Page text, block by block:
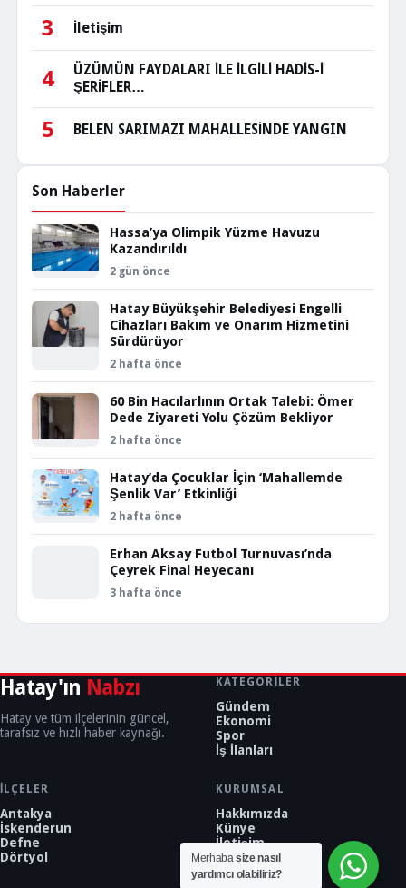
3 İletişim
4
ÜZÜMÜN FAYDALARI İLE İLGİLİ HADİS-İ
ŞERİFLER…
5 BELEN SARIMAZI MAHALLESİNDE YANGIN
Son Haberler
Hassa’ya Olimpik Yüzme Havuzu
Kazandırıldı
2 gün önce
Hatay Büyükşehir Belediyesi Engelli
Cihazları Bakım ve Onarım Hizmetini
Sürdürüyor
2 hafta önce
60 Bin Hacılarlının Ortak Talebi: Ömer
Dede Ziyareti Yolu Çözüm Bekliyor
2 hafta önce
Hatay’da Çocuklar İçin ‘Mahallemde
Şenlik Var’ Etkinliği
2 hafta önce
Erhan Aksay Futbol Turnuvası’nda
Çeyrek Final Heyecanı
3 hafta önce
Hatay'ın Nabzı
Hatay ve tüm ilçelerinin güncel,
tarafsız ve hızlı haber kaynağı.
KATEGORILER
Gündem
Ekonomi
Spor
İş İlanları
İLÇELER
Antakya
İskenderun
Defne
Dörtyol
KURUMSAL
Hakkımızda
Künye
İletişim
Merhabasize nasıl
yardımcı olabiliriz?